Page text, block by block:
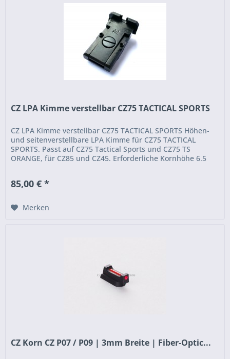
CZ LPA Kimme verstellbar CZ75 TACTICAL SPORTS
CZ LPA Kimme verstellbar CZ75 TACTICAL SPORTS Höhen-
und seitenverstellbare LPA Kimme für CZ75 TACTICAL
SPORTS. Passt auf CZ75 Tactical Sports und CZ75 TS
ORANGE, für CZ85 und CZ45. Erforderliche Kornhöhe 6.5
85,00 € *
Merken
CZ Korn CZ P07 / P09 | 3mm Breite | Fiber-Optic...